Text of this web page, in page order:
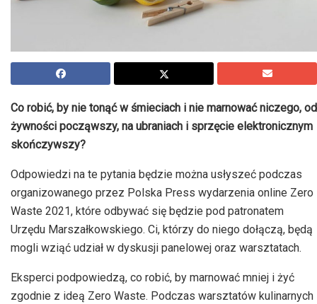
Co robić, by nie tonąć w śmieciach i nie marnować niczego, od
żywności począwszy, na ubraniach i sprzęcie elektronicznym
skończywszy?
Odpowiedzi na te pytania będzie można usłyszeć podczas
organizowanego przez Polska Press wydarzenia online Zero
Waste 2021, które odbywać się będzie pod patronatem
Urzędu Marszałkowskiego. Ci, którzy do niego dołączą, będą
mogli wziąć udział w dyskusji panelowej oraz warsztatach.
Eksperci podpowiedzą, co robić, by marnować mniej i żyć
zgodnie z ideą Zero Waste. Podczas warsztatów kulinarnych